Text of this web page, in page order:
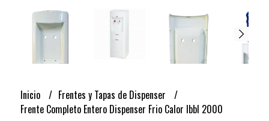
Inicio
Frentes y Tapas de Dispenser
Frente Completo Entero Dispenser Frio Calor Ibbl 2000